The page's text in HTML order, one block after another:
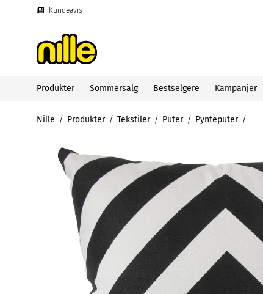
Kundeavis
Produkter Sommersalg Bestselgere Kampanjer
Nille Produkter Tekstiler Puter Pynteputer